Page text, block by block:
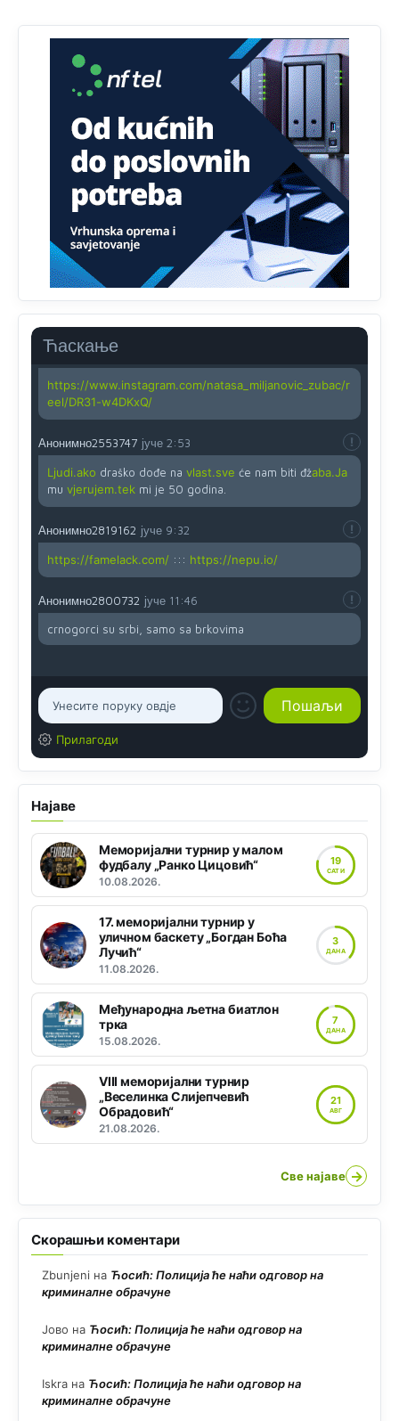
Ћаскање
koristi internet, niti ima pristup računarima
Анонимно2818605 јуче
Uvođenje pravila da se umjesto dosadašnjeg znaka "X"
(krstića) kružić ispred kandidata mora u potpunosti
obojiti (popuniti) uvedeno je isključivo zbog tehničkih
zahtjeva optičkih skenera.
Анонимно2818605 јуче
11:45
Ovo pravilo jeste unijelo opravdan strah, posebno kada
su u pitanju starije osobe, osobe sa slabijim vidom ili
drhtavom rukom
Анонимно2819033 јуче 12:24
Yes,nekada je bila corava kutija za IZBORE a danas su
coravi biraci.
Анонимно2819162
https://www.instagram.com/natasa_miljanovic_zubac/r
eel/DR31-w4DKxQ/
Анонимно2553747 јуче 2:53
Ljudi.ako draško dođe na vlast.sve će nam biti đžaba.Ja
mu vjerujem.tek mi je 50 godina.
Анонимно2819162 јуче 9:32
https://famelack.com/ ::: https://nepu.io/
Анонимно2800732 јуче 11:46
crnogorci su srbi, samo sa brkovima
Прилагоди
Најаве
Меморијални турнир у малом
фудбалу „Ранко Цицовић“
10.08.2026.
19
САТИ
17. меморијални турнир у
уличном баскету „Богдан Боћа
Лучић“
11.08.2026.
3
ДАНА
Међународна љетна биатлон
трка
15.08.2026.
7
ДАНА
VIII меморијални турнир
„Веселинка Слијепчевић
Обрадовић“
21.08.2026.
21
АВГ
Све најаве →
Скорашњи коментари
Zbunjeni на Ћосић: Полиција ће наћи одговор на
криминалне обрачуне
Јово на Ћосић: Полиција ће наћи одговор на
криминалне обрачуне
Iskra на Ћосић: Полиција ће наћи одговор на
криминалне обрачуне